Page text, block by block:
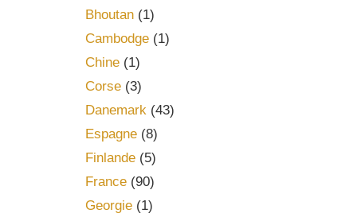
Bhoutan(1)
Cambodge(1)
Chine(1)
Corse(3)
Danemark(43)
Espagne(8)
Finlande(5)
France(90)
Georgie(1)